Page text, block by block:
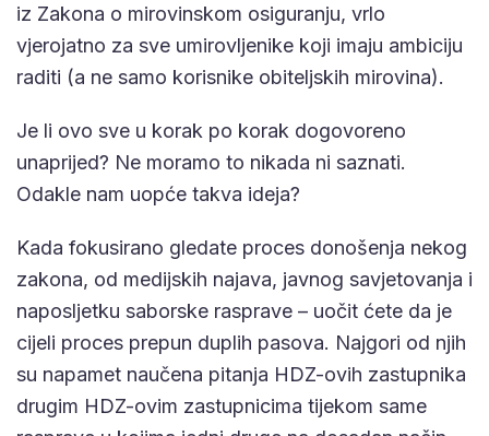
iz Zakona o mirovinskom osiguranju, vrlo
vjerojatno za sve umirovljenike koji imaju ambiciju
raditi (a ne samo korisnike obiteljskih mirovina).
Je li ovo sve u korak po korak dogovoreno
unaprijed? Ne moramo to nikada ni saznati.
Odakle nam uopće takva ideja?
Kada fokusirano gledate proces donošenja nekog
zakona, od medijskih najava, javnog savjetovanja i
naposljetku saborske rasprave – uočit ćete da je
cijeli proces prepun duplih pasova. Najgori od njih
su napamet naučena pitanja HDZ-ovih zastupnika
drugim HDZ-ovim zastupnicima tijekom same